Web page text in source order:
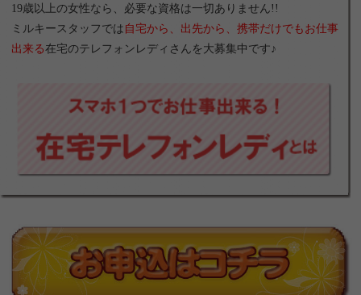
19歳以上の女性なら、必要な資格は一切ありません!!
ミルキースタッフでは 自宅から、出先から、携帯だけでもお仕事
出来る在宅のテレフォンレディさんを大募集中です♪